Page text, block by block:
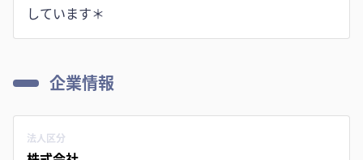
しています＊
企業情報
法人区分